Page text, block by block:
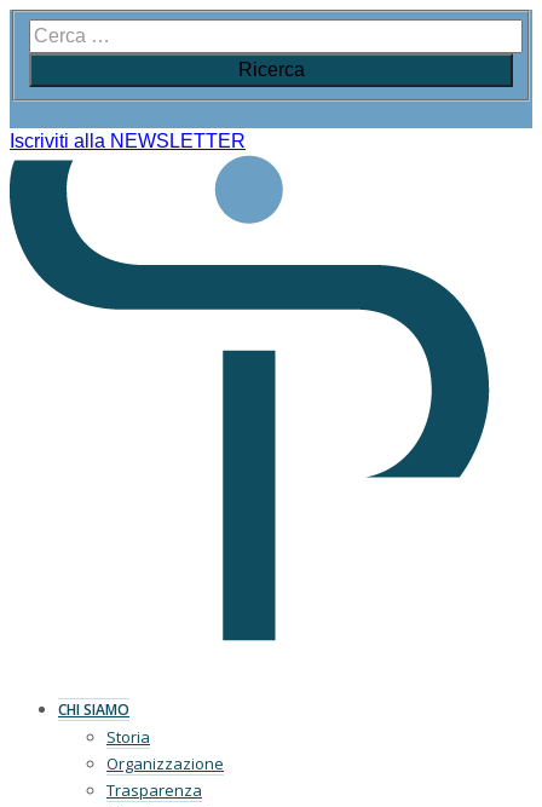
Iscriviti alla NEWSLETTER
CHI SIAMO
Storia
Organizzazione
Trasparenza